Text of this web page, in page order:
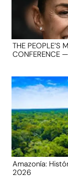
THE PEOPLE’S
CONFERENCE
Amazonía:
2026